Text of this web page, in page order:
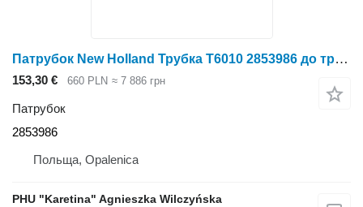
Патрубок New Holland Трубка T6010 2853986 до трактора колісного New Holland T6010
153,30 € 660 PLN ≈ 7 886 грн
Патрубок
2853986
Польща, Opalenica
PHU "Karetina" Agnieszka Wilczyńska